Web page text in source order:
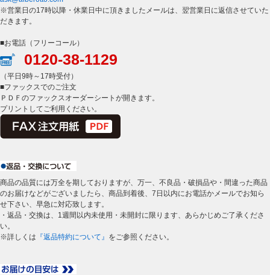
※営業日の17時以降・休業日中に頂きましたメールは、翌営業日に返信させていた
だきます。
■お電話（フリーコール）
0120-38-1129
（平日9時～17時受付）
■ファックスでのご注文
ＰＤＦのファックスオーダーシートが開きます。
プリントしてご利用ください。
商品の品質には万全を期しておりますが、万一、不良品・破損品や・間違った商品
のお届けなどがございましたら、商品到着後、7日以内にお電話かメールでお知ら
せ下さい、早急に対応致します。
・返品・交換は、1週間以内未使用・未開封に限ります、あらかじめご了承くださ
い。
※詳しくは 『返品特約について』 をご参照ください。